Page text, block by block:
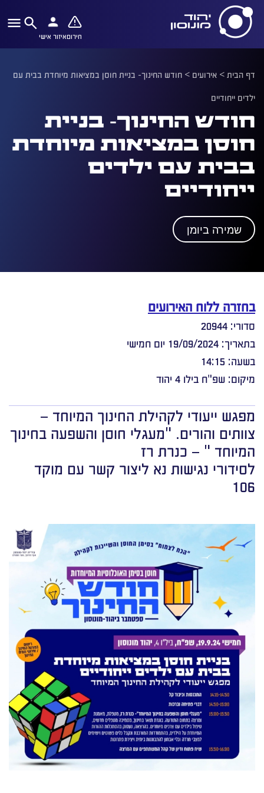
חירוםאיזור אישי
דף הבית> אירועים > חודש החינוך- בניית חוסן במציאות מיוחדת בבית עם
ילדים ייחודיים
חודש החינוך- בניית
חוסן במציאות מיוחדת
בבית עם ילדים
ייחודיים
שמירה ביומן
בחזרה ללוח האירועים
סדורי: 20944
בתאריך: 19/09/2024 יום חמישי
בשעה: 14:15
מיקום: שפ"ח בילו 4 יהוד
מפגש ייעודי לקהילת החינוך המיוחד –
צוותים והורים. "מעגלי חוסן והשפעה בחינוך
המיוחד " – כנרת רז
לסידורי נגישות נא ליצור קשר עם מוקד
106